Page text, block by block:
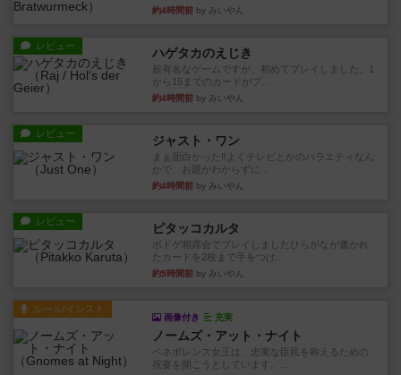
約4時間前 by みいやん
レビュー ハゲタカのえじき
超有名なゲームですが、初めてプレイしました。1
から15までのカードがプ...
約4時間前 by みいやん
レビュー ジャスト・ワン
まぁ面白かった‼️よくテレビとかのバラエティなん
かで、お題がわからずに...
約4時間前 by みいやん
レビュー ピタッコカルタ
ボドゲ相席会でプレイしましたひらがなが書かれ
たカードを2枚まで手をつけ...
約5時間前 by みいやん
ルール/インスト
画像付き 充実
ノームズ・アット・ナイト
ベネボレンス女王は、忠実な臣民を称えるための
祝宴を開こうとしています。...